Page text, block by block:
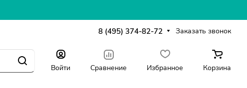
8 (495) 374-82-72 Заказать звонок
Войти Сравнение Избранное Корзина